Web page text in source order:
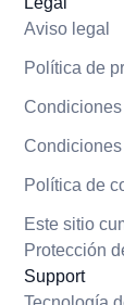
Aviso legal
Política de
Política de
Este sitio
Protección
Support